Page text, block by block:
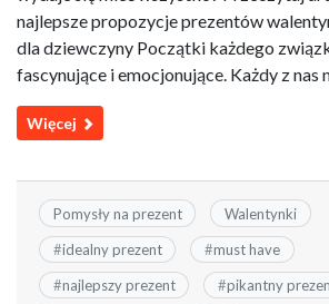
najlepsze propozycje prezentów
dla dziewczyny Początki każdego
fascynujące i emocjonujące. Każdy z nas
Więcej
Pomysły na prezent Walentynki
#idealny prezent #must have
#najlepszy prezent #pikantny